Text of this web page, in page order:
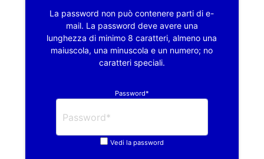
La password non può contenere parti di e-
mail. La password deve avere una
lunghezza di minimo 8 caratteri, almeno una
maiuscola, una minuscola e un numero; no
caratteri speciali.
Password*
Vedi la password